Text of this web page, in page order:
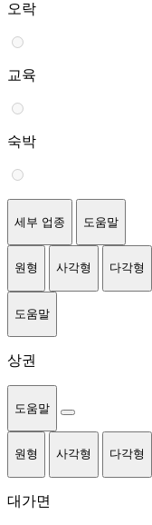
오락
교육
숙박
세부 업종 도움말
원형 사각형 다각형
도움말
상권
도움말
원형 사각형 다각형
대가면